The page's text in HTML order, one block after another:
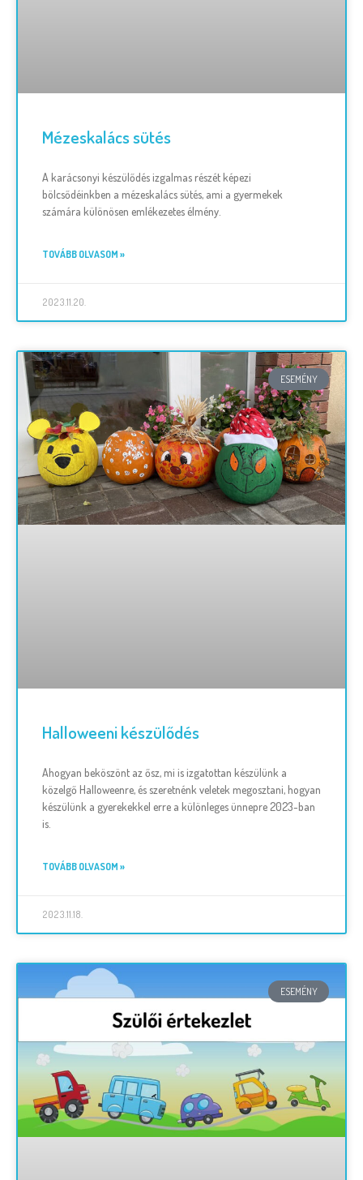
Mézeskalács sütés
A karácsonyi készülődés izgalmas részét képezi
bölcsődéinkben a mézeskalács sütés, ami a gyermekek
számára különösen emlékezetes élmény.
TOVÁBB OLVASOM »
2023.11.20.
ESEMÉNY
Halloweeni készülődés
Ahogyan beköszönt az ősz, mi is izgatottan készülünk a
közelgő Halloweenre, és szeretnénk veletek megosztani, hogyan
készülünk a gyerekekkel erre a különleges ünnepre 2023-ban
is.
TOVÁBB OLVASOM »
2023.11.18.
ESEMÉNY